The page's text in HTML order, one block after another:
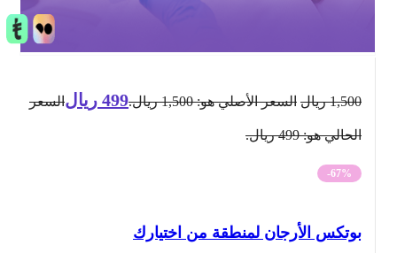
1,500 ريال السعر الأصلي هو: 1,500 ريال. 499 ريال السعر
الحالي هو: 499 ريال.
-67%
بوتكس الأرجان لمنطقة من اختيارك